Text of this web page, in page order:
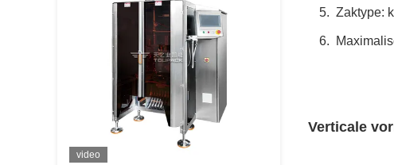
video
5. Zaktype:
6.
Verticale